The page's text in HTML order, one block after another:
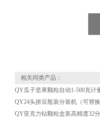
相关同类产品：
QY瓜子坚果颗粒自动1-500克计
QY24头拼豆瓶装分装机（可替
QY亚克力钻颗粒盒装高精度32